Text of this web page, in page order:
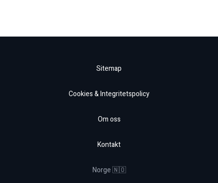
Sitemap
Cookies & Integritetspolicy
Om oss
Kontakt
Norge 🇳🇴